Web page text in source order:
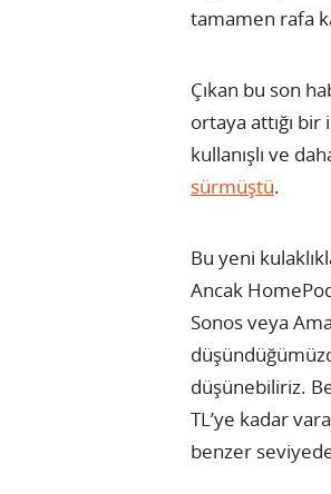
tamamen rafa
Çıkan bu son
ortaya attığı
kullanışlı ve
sürmüştü.
Bu yeni
Ancak
Sonos veya
düşünebiliriz.
TL’ye kadar
benzer